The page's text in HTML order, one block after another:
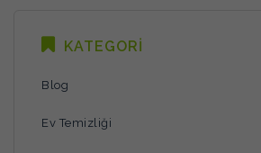
KATEGORİ
Blog
Ev Temizliği